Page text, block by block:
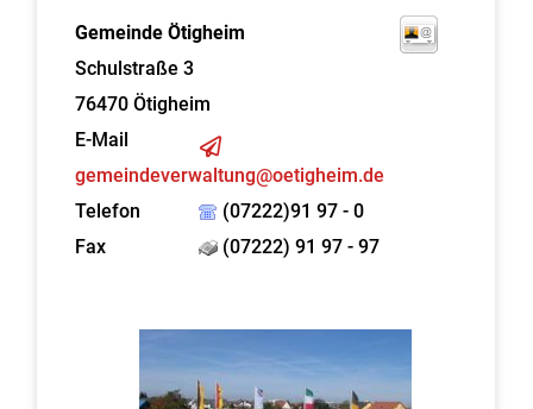
Gemeinde Ötigheim
Schulstraße 3
76470 Ötigheim
E-Mail
gemeindeverwaltung@oetigheim.de
Telefon
(07222)91 97 - 0
Fax
(07222) 91 97 - 97